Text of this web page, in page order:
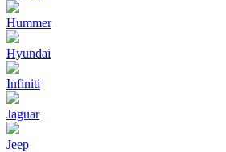
Hummer
Hyundai
Infiniti
Jaguar
Jeep